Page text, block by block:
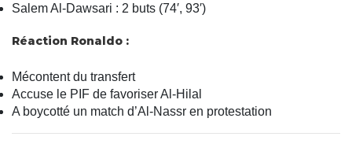
Salem Al-Dawsari : 2 buts (74′, 93′)
Réaction Ronaldo :
Mécontent du transfert
Accuse le PIF de favoriser Al-Hilal
A boycotté un match d’Al-Nassr en protestation